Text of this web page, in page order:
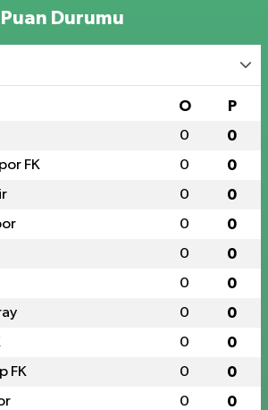
Durumu
O P
0 0
FK 0 0
0 0
0 0
0 0
0 0
0 0
0 0
FK 0 0
0 0